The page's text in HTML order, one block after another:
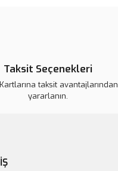
Taksit Seçenekleri
taksit avantajlarından
yararlanın.